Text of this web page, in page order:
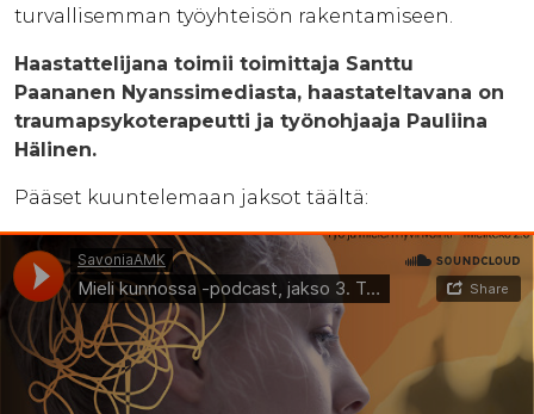
turvallisemman työyhteisön rakentamiseen.
Haastattelijana toimii toimittaja Santtu
Paananen Nyanssimediasta, haastateltavana on
traumapsykoterapeutti ja työnohjaaja Pauliina
Hälinen.
Pääset kuuntelemaan jaksot täältä: